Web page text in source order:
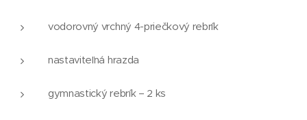
vodorovný vrchný 4-priečkový rebrík
nastaviteľná hrazda
gymnastický rebrík – 2 ks